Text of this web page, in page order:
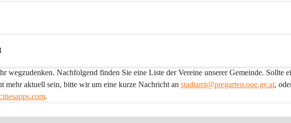
wegzudenken. Nachfolgend finden Sie eine Liste der Vereine unserer Gemeinde. Sollte
mehr aktuell sein, bitte wir um eine kurze Nachricht an stadtamt@pregarten.ooe.gv.at,
.